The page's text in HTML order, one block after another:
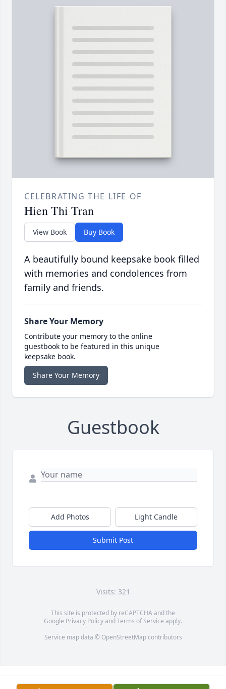
CELEBRATING THE LIFE OF
Hien Thi Tran
View Book Buy Book
A beautifully bound keepsake book filled
with memories and condolences from
family and friends.
Share Your Memory
Contribute your memory to the online
guestbook to be featured in this unique
keepsake book.
Share Your Memory
Guestbook
Add Photos Light Candle
Submit Post
Visits: 321
This site is protected by reCAPTCHA and the
Google Privacy PolicyandTerms of Service apply.
Service map data © OpenStreetMapcontributors